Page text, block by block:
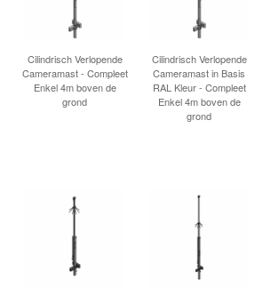
CONTACT
Cilindrisch Verlopende
Cameramast - Compleet
Enkel 4m boven de
grond
Cilindrisch Verlopende
Cameramast in Basis
RAL Kleur - Compleet
Enkel 4m boven de
grond